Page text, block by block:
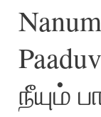
–
கண்ணில்
என்ன
நீயும்